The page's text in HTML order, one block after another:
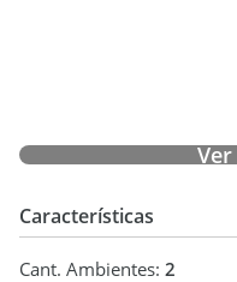
Características
Cant. Ambientes: 2